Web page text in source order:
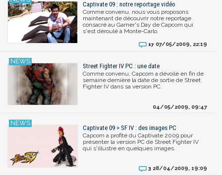
Captivate 09 : notre reportage vidéo
Comme convenu, nous vous proposons
maintenant de découvrir notre reportage
consacré au Gamer's Day de Capcom qui
s'est déroulé à Monte-Carlo.
17 07/05/2009, 22:19
Street Fighter IV PC : une date
Comme convenu, Capcom a dévoilé en fin de
semaine dernière la date de sortie de Street
Fighter IV dans sa version PC.
04/05/2009, 09:47
Captivate 09 > SF IV : des images PC
Capcom a profité du Captivate 2009 pour
présenter la version PC de Street Fighter IV
qui s'illustre en quelques images.
3 28/04/2009, 19:09